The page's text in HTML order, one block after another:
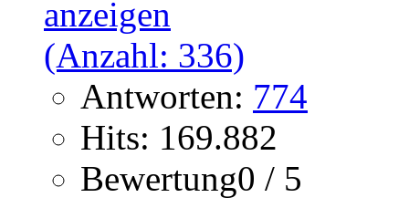
Antworten: 774
Hits: 169.882
Bewertung0 / 5